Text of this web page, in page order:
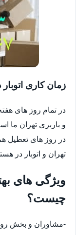
زمان کاری اتوبار
در تمام روز های
و باربری تهران ما
در روز های تعطیل
تهران و اتوبار در
ویژگی های
چیست؟
-مشاوران و بخش